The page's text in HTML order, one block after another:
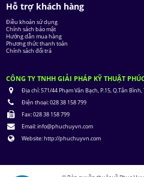
Hỗ trợ khách hàng
Điều khoản sử dụng
Chính sách bảo mật
Hướng dẫn mua hàng
Phương thức thanh toán
Chính sách đổi trả
CÔNG TY TNHH GIẢI PHÁP KỸ THUẬT
Địa chỉ:571/44 Phạm Văn Bạch, P.15, Q.Tân Bình,
Điện thoại:028 38 158 799
Fax:028 38 158 799
Email:info@phuchuyvn.com
Website:http://phuchuyvn.com